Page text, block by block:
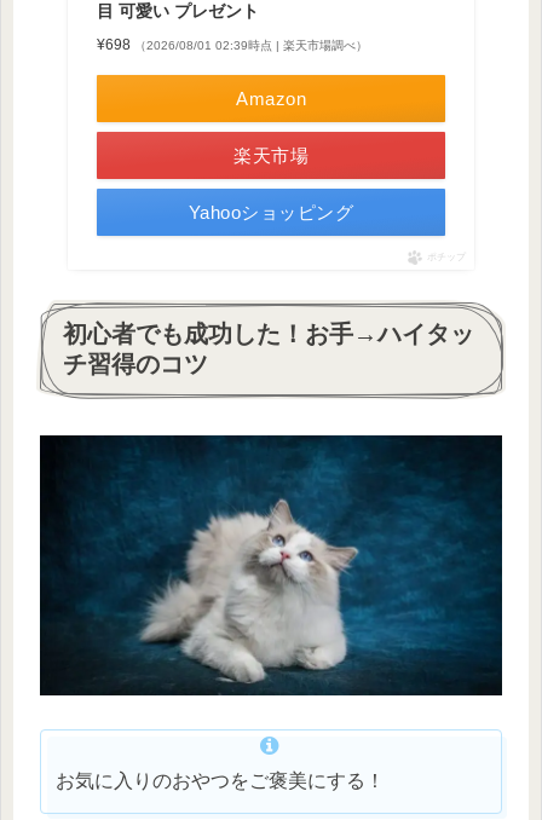
目 可愛い プレゼント
¥698 （2026/08/01 02:39時点 | 楽天市場調べ）
Amazon
楽天市場
Yahooショッピング
ポチップ
初心者でも成功した！お手→ハイタッ
チ習得のコツ
お気に入りのおやつをご褒美にする！